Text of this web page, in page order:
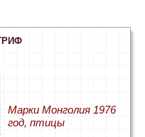
Марки Монголия 1976
год, птицы